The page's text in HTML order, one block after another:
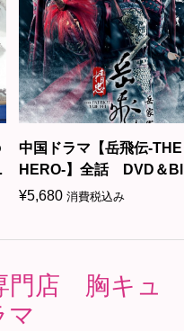
中国ドラマ【岳飛伝-
HERO-】全話 DVD＆
¥5,680 消費税込み
門店 胸キュ
マ